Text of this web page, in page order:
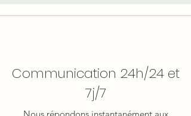
Communication 24h/24 et
7j/7